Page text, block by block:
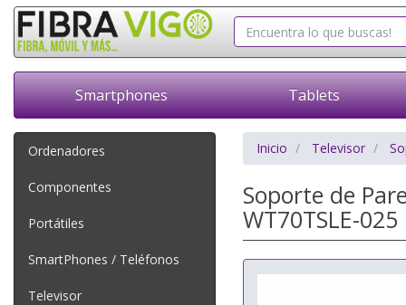
Smartphones Tablets
Ordenadores
Componentes
Portátiles
SmartPhones / Teléfonos
Televisor
Inicio Televisor
Soporte de
WT70TSLE-